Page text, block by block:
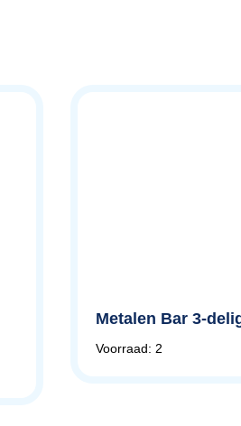
Metalen Bar 3-
Voorraad: 2